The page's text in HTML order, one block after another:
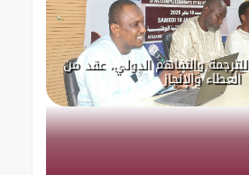
والتفاهم الدولي، عقد من
العطاء والإنجاز